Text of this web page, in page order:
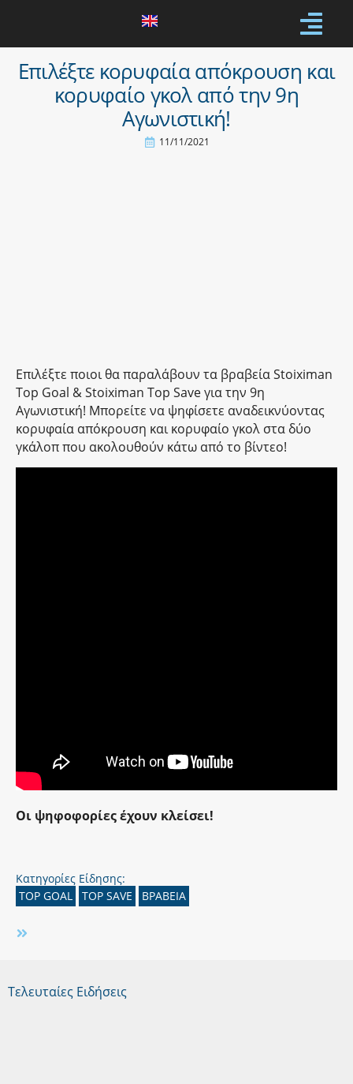
Επιλέξτε κορυφαία απόκρουση και
κορυφαίο γκολ από την 9η
Αγωνιστική!
11/11/2021
Επιλέξτε ποιοι θα παραλάβουν τα βραβεία Stoiximan
Top Goal & Stoiximan Top Save για την 9η
Αγωνιστική! Μπορείτε να ψηφίσετε αναδεικνύοντας
κορυφαία απόκρουση και κορυφαίο γκολ στα δύο
γκάλοπ που ακολουθούν κάτω από το βίντεο!
Οι ψηφοφορίες έχουν κλείσει!
Κατηγορίες Είδησης:
TOP GOAL
TOP SAVE ΒΡΑΒΕΙΑ
Τελευταίες Ειδήσεις